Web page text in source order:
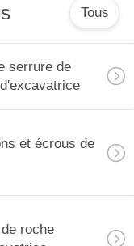
Tous
serrure de
et écrous de
roche